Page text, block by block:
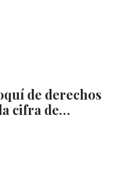
de derechos
cifra de…